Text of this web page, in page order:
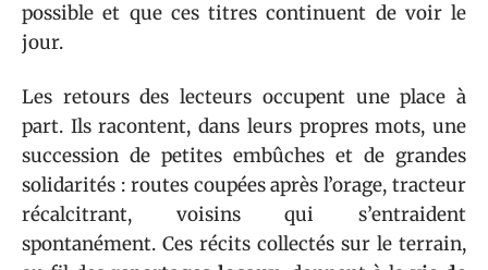
possible et que ces titres continuent de voir le
jour.
Les retours des lecteurs occupent une place à
part. Ils racontent, dans leurs propres mots, une
succession de petites embûches et de grandes
solidarités : routes coupées après l’orage, tracteur
récalcitrant, voisins qui s’entraident
spontanément. Ces récits collectés sur le terrain,